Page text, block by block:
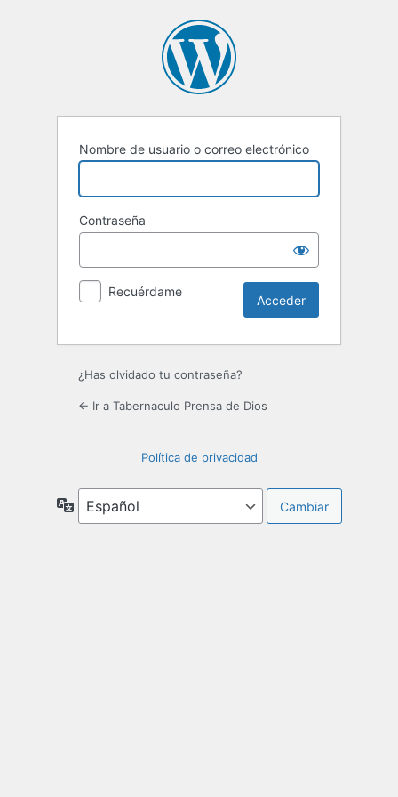
Nombre de usuario o correo electrónico
Contraseña
Recuérdame
¿Has olvidado tu contraseña?
← Ir a Tabernaculo Prensa de Dios
Política de privacidad
Idioma